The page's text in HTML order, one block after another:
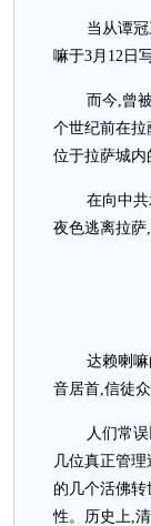
当从谭
嘛于3月12日
而今,曾
个世纪前在拉
位于拉萨城内
在向中
夜色逃离拉
达赖喇
音居首,信徒
人们常
几位真正管
的几个活佛
性。历史上,